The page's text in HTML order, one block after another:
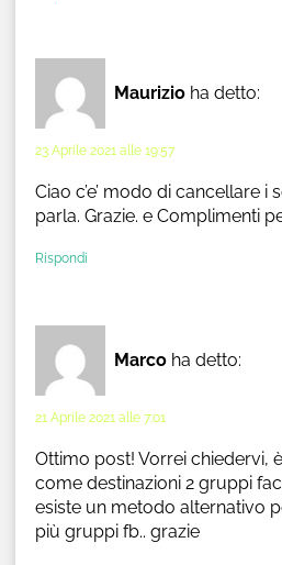
Maurizio ha detto:
23 Aprile 2021 alle 19:57
Ciao c’e’ modo di cancellare
parla. Grazie. e Complimenti
Rispondi
Marco ha detto:
21 Aprile 2021 alle 7:01
Ottimo post! Vorrei chiedervi,
come destinazioni 2 gruppi
esiste un metodo alternativo
più gruppi fb.. grazie